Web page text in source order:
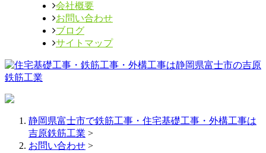
会社概要
お問い合わせ
ブログ
サイトマップ
静岡県富士市で鉄筋工事・住宅基礎工事・外構工事は
吉原鉄筋工業 >
お問い合わせ >